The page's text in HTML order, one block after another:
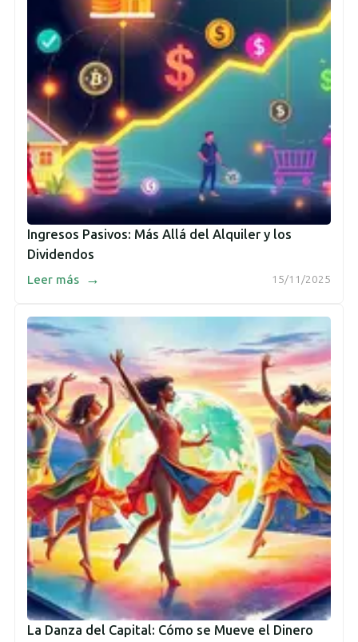
Ingresos Pasivos: Más Allá del Alquiler y los
Dividendos
15/11/2025
Leer más →
La Danza del Capital: Cómo se Mueve el Dinero